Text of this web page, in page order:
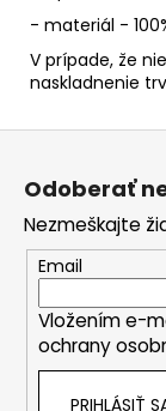
- materiál -
V prípade, že
naskladnenie
Z
Odoberať
Nezmeškajte
Email
Vložením e-
ochrany
PRIHLÁSIŤ